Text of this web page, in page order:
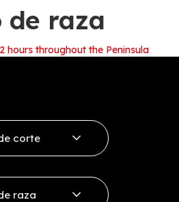
de raza
hours throughout the Peninsula
corte
raza